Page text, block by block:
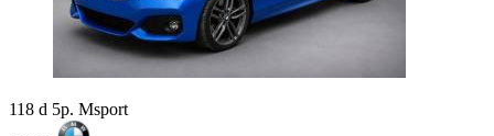
118 d 5p. Msport